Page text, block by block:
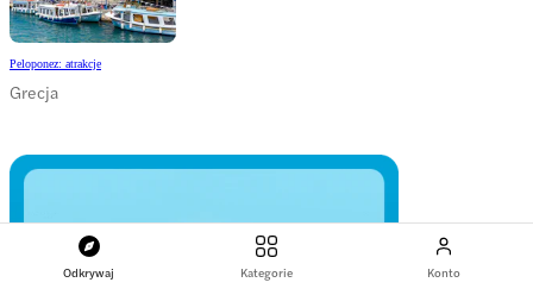
Odkrywaj Kategorie Konto
Peloponez: atrakcje
Grecja